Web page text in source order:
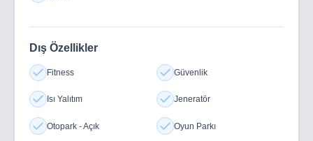
Dış Özellikler
Fitness Güvenlik
Isı Yalıtım Jeneratör
Otopark - Açık Oyun Parkı